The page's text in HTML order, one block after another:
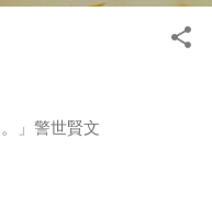
」警世賢文